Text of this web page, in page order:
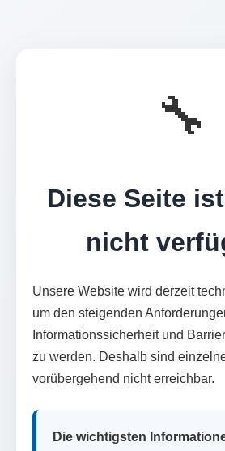
🔧
Diese Seite
nicht
Unsere Website wird derzeit
um den steigenden
Informationssicherheit und
zu werden. Deshalb sind
vorübergehend nicht erreichbar.
Die wichtigsten